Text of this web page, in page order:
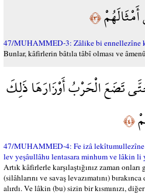
﴿٣﴾
47/MUHAMMED-3: Zâlike bi ennellezîne
Bunlar, kâfirlerin bâtıla tâbî olması ve
تَضَعَ الْحَرْبُ أَوْزَارَهَا ذَلِكَ
﴿٤﴾
47/MUHAMMED-4: Fe izâ lekîtumullezîne
lev yeşâullâhu lentasara minhum ve lâkin
Artık kâfirlerle karşılaştığınız zaman
(silâhlarını ve savaş levazımatını)
alırdı. Ve lâkin (bu) sizin bir kısmınızı,